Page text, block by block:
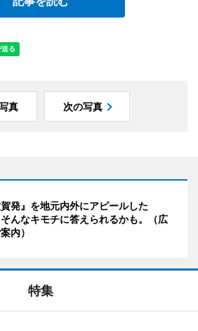
真 次の写真
賀発』を地元内外にアピールした
んなキモチに答えられるかも。（広
内）
特集